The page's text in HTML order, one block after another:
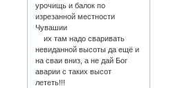
урочищь и балок по
изрезанной местности
Чувашии
их там надо сваривать
невиданной высоты да ещё и
на сваи вниз, а не дай Бог
аварии с таких высот
лететь!!!